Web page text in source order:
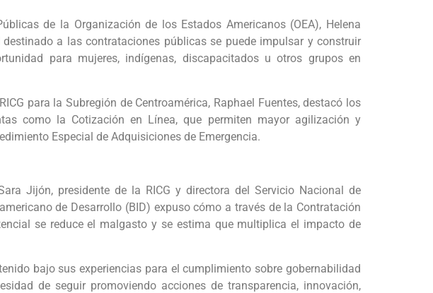
de la Organización de los Estados Americanos (OEA), Helena
a las contrataciones públicas se puede impulsar y construir
para mujeres, indígenas, discapacitados u otros grupos en
para la Subregión de Centroamérica, Raphael Fuentes, destacó los
como la Cotización en Línea, que permiten mayor agilización y
Especial de Adquisiciones de Emergencia.
Jijón, presidente de la RICG y directora del Servicio Nacional de
de Desarrollo (BID) expuso cómo a través de la Contratación
se reduce el malgasto y se estima que multiplica el impacto de
bajo sus experiencias para el cumplimiento sobre gobernabilidad
de seguir promoviendo acciones de transparencia, innovación,